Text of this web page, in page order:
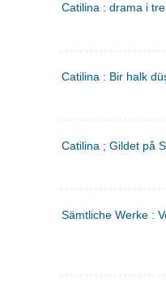
Catilina : drama i
Catilina : Bir halk
Catilina ; Gildet på
Sämtliche Werke :